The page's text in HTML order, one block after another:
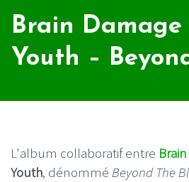
Brain Damage
Youth –
L'album collaboratif entre
Youth, dénommé Beyond The